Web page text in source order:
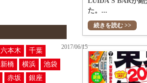
六本木
千葉
新橋 横浜
池袋
赤坂 銀座
た。...
続きを読む >>
2017/06/15